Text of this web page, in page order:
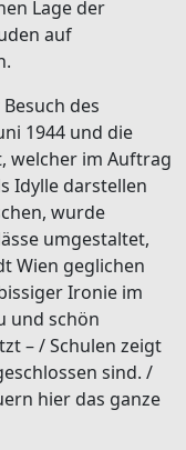
Lage der
auf
des
1944 und die
welcher im Auftrag
Idylle darstellen
wurde
umgestaltet,
Wien geglichen
Ironie im
und schön
– / Schulen zeigt
sind. /
hier das ganze